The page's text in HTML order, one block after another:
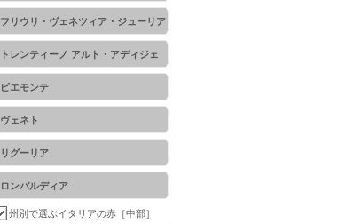
フリウリ・ヴェネツィア・ジューリア
トレンティーノ アルト・アディジェ
ピエモンテ
ヴェネト
リグーリア
ロンバルディア
州別で選ぶイタリアの赤［中部］